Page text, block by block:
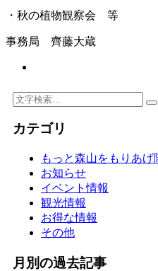
・秋の植物観察会 等
事務局 齊藤大蔵
カテゴリ
もっと森山をもりあげ
お知らせ
イベント情報
観光情報
お得な情報
その他
月別の過去記事